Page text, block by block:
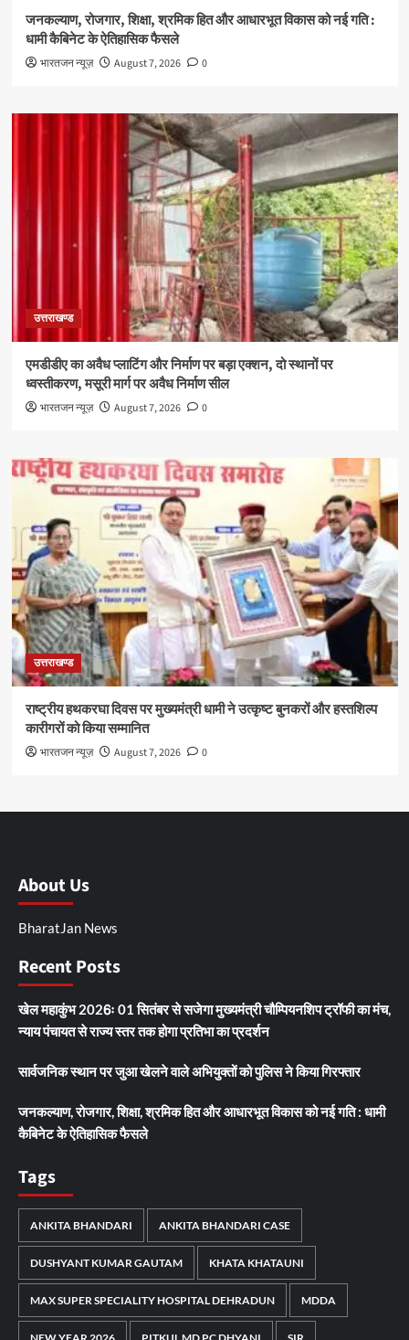
जनकल्याण, रोजगार, शिक्षा, श्रमिक हित और आधारभूत विकास को नई गति :
धामी कैबिनेट के ऐतिहासिक फैसले
भारतजन न्यूज़ August 7, 2026 0
उत्तराखण्ड
एमडीडीए का अवैध प्लाटिंग और निर्माण पर बड़ा एक्शन, दो स्थानों पर
ध्वस्तीकरण, मसूरी मार्ग पर अवैध निर्माण सील
भारतजन न्यूज़ August 7, 2026 0
उत्तराखण्ड
राष्ट्रीय हथकरघा दिवस पर मुख्यमंत्री धामी ने उत्कृष्ट बुनकरों और हस्तशिल्प
कारीगरों को किया सम्मानित
भारतजन न्यूज़ August 7, 2026 0
About Us
BharatJan News
Recent Posts
खेल महाकुंभ 2026ः 01 सितंबर से सजेगा मुख्यमंत्री चौम्पियनशिप ट्रॉफी का मंच,
न्याय पंचायत से राज्य स्तर तक होगा प्रतिभा का प्रदर्शन
सार्वजनिक स्थान पर जुआ खेलने वाले अभियुक्तों को पुलिस ने किया गिरफ्तार
जनकल्याण, रोजगार, शिक्षा, श्रमिक हित और आधारभूत विकास को नई गति : धामी
कैबिनेट के ऐतिहासिक फैसले
Tags
ANKITA BHANDARI ANKITA BHANDARI CASE
DUSHYANT KUMAR GAUTAM KHATA KHATAUNI
MAX SUPER SPECIALITY HOSPITAL DEHRADUN MDDA